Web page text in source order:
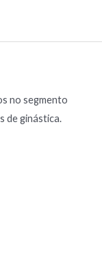
no segmento
de ginástica.